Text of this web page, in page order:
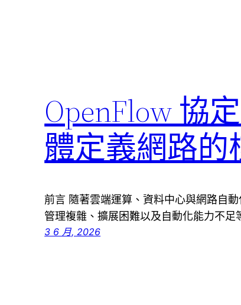
OpenFlow 協
體定義網路的
前言 隨著雲端運算、資料中心與網路自
管理複雜、擴展困難以及自動化能力不足
3 6 月, 2026